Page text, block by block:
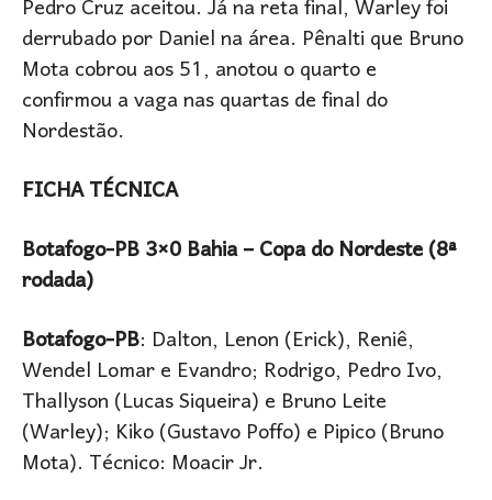
Pedro Cruz aceitou. Já na reta final, Warley foi
derrubado por Daniel na área. Pênalti que Bruno
Mota cobrou aos 51, anotou o quarto e
confirmou a vaga nas quartas de final do
Nordestão.
FICHA TÉCNICA
Botafogo-PB 3×0 Bahia – Copa do Nordeste (8ª
rodada)
Botafogo-PB: Dalton, Lenon (Erick), Reniê,
Wendel Lomar e Evandro; Rodrigo, Pedro Ivo,
Thallyson (Lucas Siqueira) e Bruno Leite
(Warley); Kiko (Gustavo Poffo) e Pipico (Bruno
Mota). Técnico: Moacir Jr.